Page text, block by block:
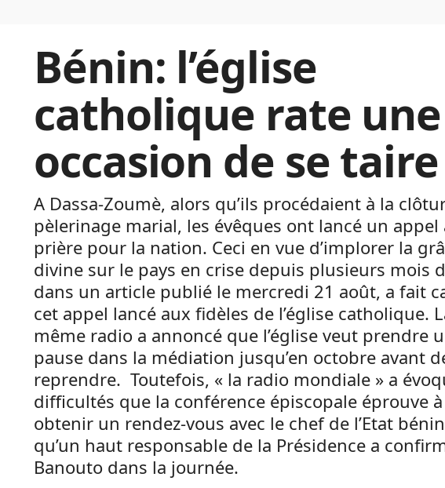
Bénin: l’église
catholique rate une
occasion de se taire
A Dassa-Zoumè, alors qu’ils procédaient à la
pèlerinage marial, les évêques ont lancé un appel
prière pour la nation. Ceci en vue d’implorer la
divine sur le pays en crise depuis plusieurs mois
dans un article publié le mercredi 21 août, a fait
cet appel lancé aux fidèles de l’église catholique.
même radio a annoncé que l’église veut prendre
pause dans la médiation jusqu’en octobre avant
reprendre. Toutefois, « la radio mondiale » a
difficultés que la conférence épiscopale éprouve à
obtenir un rendez-vous avec le chef de l’Etat
qu’un haut responsable de la Présidence a
Banouto dans la journée.